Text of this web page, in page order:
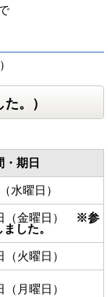
。）
・期日
水曜日）
（金曜日）
※参
した。
火曜日）
月曜日）